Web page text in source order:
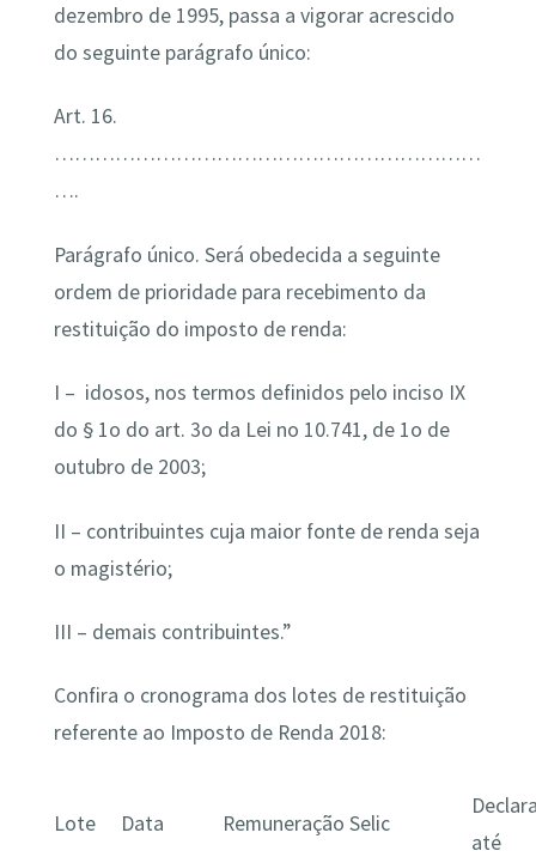
dezembro de 1995, passa a vigorar acrescido
do seguinte parágrafo único:
Art. 16.
………………………………………………………
….
Parágrafo único. Será obedecida a seguinte
ordem de prioridade para recebimento da
restituição do imposto de renda:
I – idosos, nos termos definidos pelo inciso IX
do § 1o do art. 3o da Lei no 10.741, de 1o de
outubro de 2003;
II – contribuintes cuja maior fonte de renda seja
o magistério;
III – demais contribuintes.”
Confira o cronograma dos lotes de restituição
referente ao Imposto de Renda 2018:
Lote Data Remuneração Selic
até